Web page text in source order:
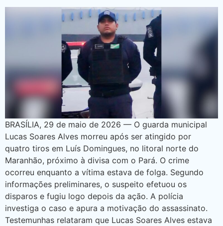
BRASÍLIA, 29 de maio de 2026 — O guarda municipal
Lucas Soares Alves morreu após ser atingido por
quatro tiros em Luís Domingues, no litoral norte do
Maranhão, próximo à divisa com o Pará. O crime
ocorreu enquanto a vítima estava de folga. Segundo
informações preliminares, o suspeito efetuou os
disparos e fugiu logo depois da ação. A polícia
investiga o caso e apura a motivação do assassinato.
Testemunhas relataram que Lucas Soares Alves estava